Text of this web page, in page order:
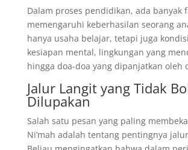
Dalam proses pendidikan, ada banyak
memengaruhi keberhasilan seorang
hanya usaha belajar, tetapi juga
kesiapan mental, lingkungan yang
hingga doa-doa yang dipanjatkan oleh
Jalur Langit yang Tidak
Dilupakan
Salah satu pesan yang paling
Ni’mah adalah tentang pentingnya